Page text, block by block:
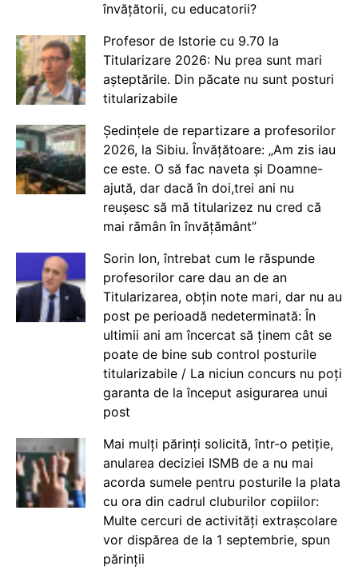
învățătorii, cu educatorii?
Profesor de Istorie cu 9.70 la
Titularizare 2026: Nu prea sunt mari
așteptările. Din păcate nu sunt posturi
titularizabile
Ședințele de repartizare a profesorilor
2026, la Sibiu. Învățătoare: „Am zis iau
ce este. O să fac naveta și Doamne-
ajută, dar dacă în doi,trei ani nu
reușesc să mă titularizez nu cred că
mai rămân în învățământ”
Sorin Ion, întrebat cum le răspunde
profesorilor care dau an de an
Titularizarea, obțin note mari, dar nu au
post pe perioadă nedeterminată: În
ultimii ani am încercat să ținem cât se
poate de bine sub control posturile
titularizabile / La niciun concurs nu poți
garanta de la început asigurarea unui
post
Mai mulți părinți solicită, într-o petiție,
anularea deciziei ISMB de a nu mai
acorda sumele pentru posturile la plata
cu ora din cadrul cluburilor copiilor:
Multe cercuri de activități extrașcolare
vor dispărea de la 1 septembrie, spun
părinții